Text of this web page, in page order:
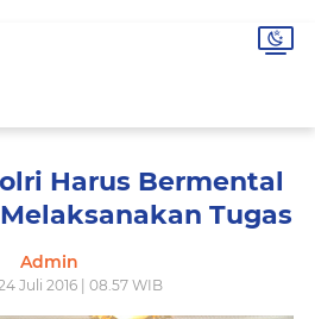
Harus Bermental
Tugas
Admin
Juli 2016 | 08.57 WIB